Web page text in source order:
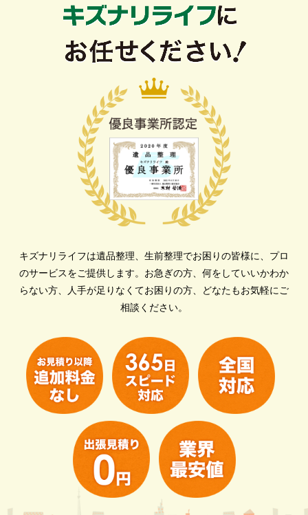
キズナリライフは遺品整理、生前整理でお困りの皆様に、プロ
のサービスをご提供します。 お急ぎの方、何をしていいかわか
らない方、人手が足りなくてお困りの方、どなたもお気軽にご
相談ください。